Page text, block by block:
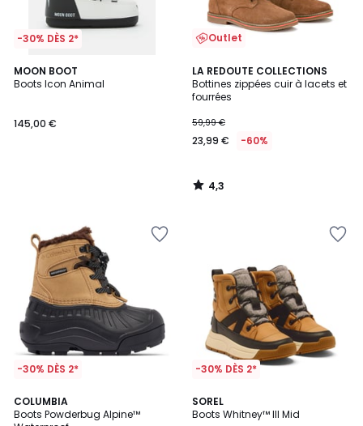
-30% DÈS 2*
MOON BOOT
Boots Icon Animal
145,00 €
Outlet
LA REDOUTE COLLECTIONS
Bottines zippées cuir à lacets et
fourrées
59,99 €
23,99 € -60%
4,3
/ 5
4,3
/
-30% DÈS 2*
COLUMBIA
Boots Powderbug Alpine™
-30% DÈS 2*
SOREL
Boots Whitney™ III Mid
5
/
2
Couleurs